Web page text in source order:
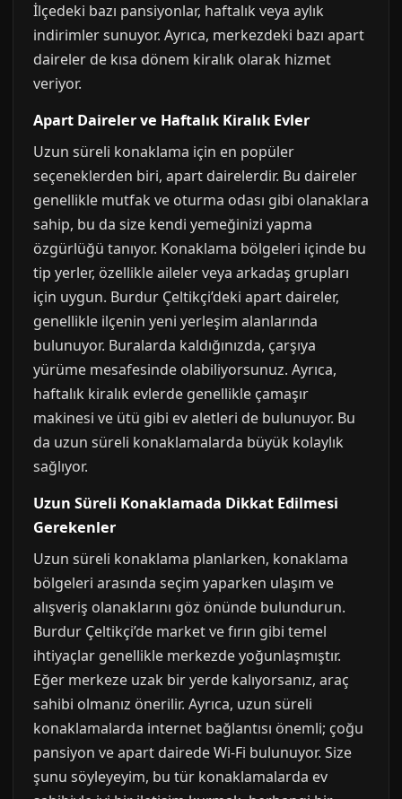
İlçedeki bazı pansiyonlar, haftalık veya aylık
indirimler sunuyor. Ayrıca, merkezdeki bazı apart
daireler de kısa dönem kiralık olarak hizmet
veriyor.
Apart Daireler ve Haftalık Kiralık Evler
Uzun süreli konaklama için en popüler
seçeneklerden biri, apart dairelerdir. Bu daireler
genellikle mutfak ve oturma odası gibi olanaklara
sahip, bu da size kendi yemeğinizi yapma
özgürlüğü tanıyor. Konaklama bölgeleri içinde bu
tip yerler, özellikle aileler veya arkadaş grupları
için uygun. Burdur Çeltikçi’deki apart daireler,
genellikle ilçenin yeni yerleşim alanlarında
bulunuyor. Buralarda kaldığınızda, çarşıya
yürüme mesafesinde olabiliyorsunuz. Ayrıca,
haftalık kiralık evlerde genellikle çamaşır
makinesi ve ütü gibi ev aletleri de bulunuyor. Bu
da uzun süreli konaklamalarda büyük kolaylık
sağlıyor.
Uzun Süreli Konaklamada Dikkat Edilmesi
Gerekenler
Uzun süreli konaklama planlarken, konaklama
bölgeleri arasında seçim yaparken ulaşım ve
alışveriş olanaklarını göz önünde bulundurun.
Burdur Çeltikçi’de market ve fırın gibi temel
ihtiyaçlar genellikle merkezde yoğunlaşmıştır.
Eğer merkeze uzak bir yerde kalıyorsanız, araç
sahibi olmanız önerilir. Ayrıca, uzun süreli
konaklamalarda internet bağlantısı önemli; çoğu
pansiyon ve apart dairede Wi-Fi bulunuyor. Size
şunu söyleyeyim, bu tür konaklamalarda ev